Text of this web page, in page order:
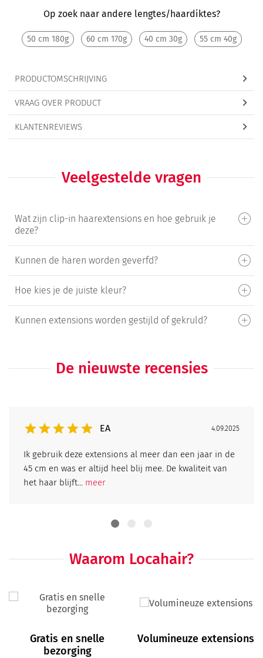
Op zoek naar andere lengtes/haardiktes?
50 cm 180g 60 cm 170g 40 cm 30g 55 cm 40g
PRODUCTOMSCHRIJVING
VRAAG OVER PRODUCT
KLANTENREVIEWS
Veelgestelde vragen
Wat zijn clip-in haarextensions en hoe gebruik je
deze?
Kunnen de haren worden geverfd?
Hoe kies je de juiste kleur?
Kunnen extensions worden gestijld of gekruld?
De nieuwste recensies
EA 4.09.2025
Ik gebruik deze extensions al meer dan een jaar in de
45 cm en was er altijd heel blij mee. De kwaliteit van
het haar blijft... meer
Waarom Locahair?
Gratis en snelle
bezorging
Volumineuze extensions